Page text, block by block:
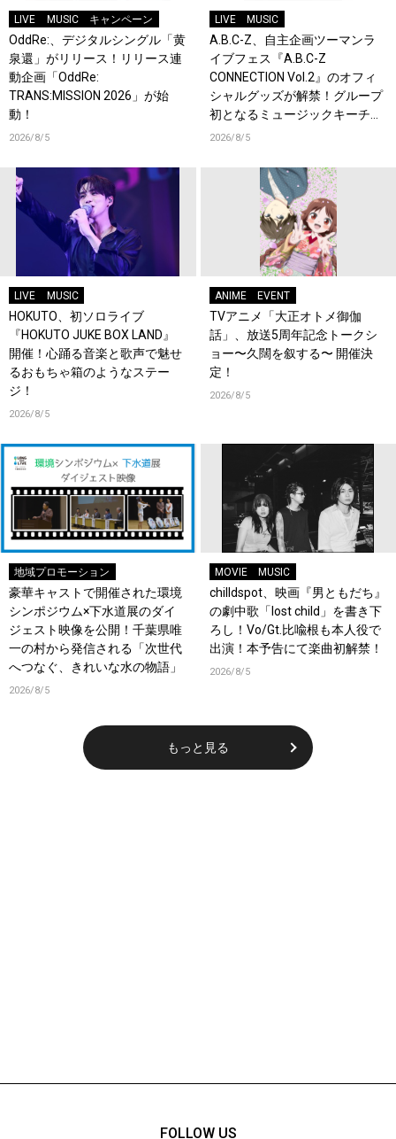
LIVE MUSIC キャンペーン
OddRe:、デジタルシングル「黄
泉還」がリリース！リリース連
動企画「OddRe:
TRANS:MISSION 2026」が始
動！
2026/8/5
LIVE MUSIC
A.B.C-Z、自主企画ツーマンラ
イブフェス『A.B.C-Z
CONNECTION Vol.2』のオフィ
シャルグッズが解禁！グループ
初となるミュージックキーチェ
ーンが登場！
2026/8/5
LIVE MUSIC
HOKUTO、初ソロライブ
『HOKUTO JUKE BOX LAND』
開催！心踊る音楽と歌声で魅せ
るおもちゃ箱のようなステー
ジ！
2026/8/5
ANIME EVENT
TVアニメ「大正オトメ御伽
話」、放送5周年記念トークシ
ョー〜久闊を叙する〜 開催決
定！
2026/8/5
地域プロモーション
豪華キャストで開催された環境
シンポジウム×下水道展のダイ
ジェスト映像を公開！千葉県唯
一の村から発信される「次世代
へつなぐ、きれいな水の物語」
2026/8/5
MOVIE MUSIC
chilldspot、映画『男ともだち』
の劇中歌「lost child」を書き下
ろし！Vo/Gt.比喩根も本人役で
出演！本予告にて楽曲初解禁！
2026/8/5
もっと見る
FOLLOW US